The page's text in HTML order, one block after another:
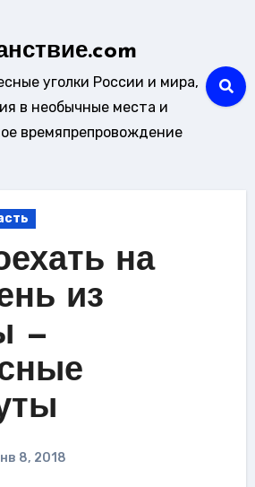
уголки России и мира,
в необычные места и
времяпрепровождение
на
из
—
8, 2018